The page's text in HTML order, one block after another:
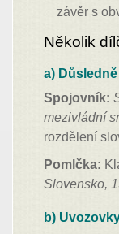
závěr s
Několik
a)
Spojovník:
mezivládní
rozdělení
Pomlčka:
Slovensko,
b)